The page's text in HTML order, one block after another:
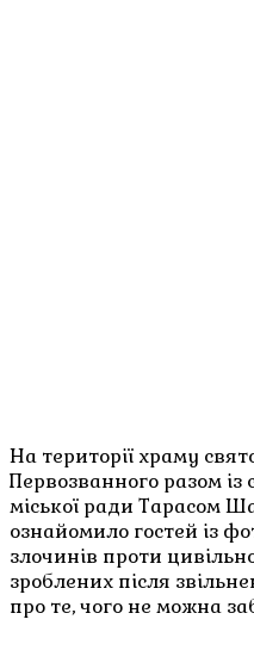
На території храму
Первозванного разом із
міської ради Тарасом
ознайомило гостей із
злочинів проти
зроблених після
про те, чого не можна